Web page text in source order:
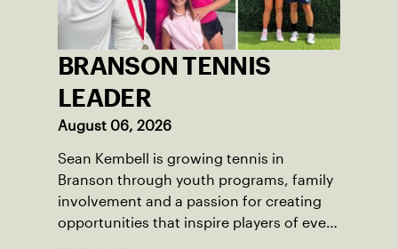
BRANSON TENNIS
LEADER
August 06, 2026
Sean Kembell is growing tennis in
Branson through youth programs, family
involvement and a passion for creating
opportunities that inspire players of every